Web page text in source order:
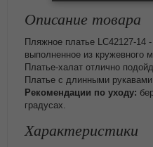
Описание товара
Пляжное платье LC42127-14
выполненное из кружевного
Платье-халат отлично
Платье с длинными
Рекомендации по уходу:
градусах.
Характеристики